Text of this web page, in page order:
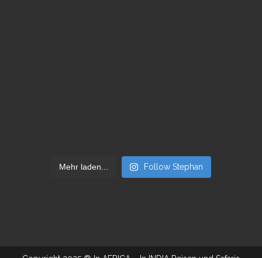
Mehr laden... Follow Stephan